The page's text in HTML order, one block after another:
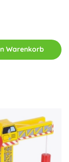
Warenkorb